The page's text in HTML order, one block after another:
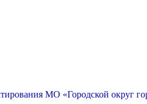
МО «Городской округ